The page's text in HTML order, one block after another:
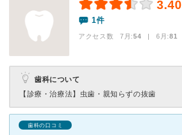
3.40
1件
アクセス数 7月:54 | 6月:81
歯科について
【診療・治療法】 虫歯・親知らずの抜歯
歯科の口コミ